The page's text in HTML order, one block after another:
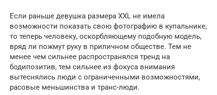
Если раньше девушка размера XXL не имела
возможности показать свою фотографию в купальнике,
то теперь человеку, оскорбляющему подобную модель,
вряд ли пожмут руку в приличном обществе. Тем не
менее чем сильнее распространялся тренд на
бодипозитив, тем сильнее из фокуса внимания
вытеснялись люди с ограниченными возможностями,
расовые меньшинства и транс-люди.